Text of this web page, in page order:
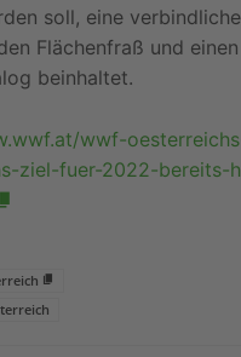
soll, eine verbindliche
Flächenfraß und
beinhaltet.
wwf-
ziel-fuer-2022-bereits-